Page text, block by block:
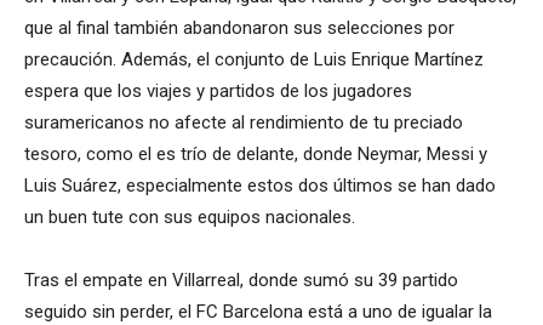
que al final también abandonaron sus selecciones por
precaución. Además, el conjunto de Luis Enrique Martínez
espera que los viajes y partidos de los jugadores
suramericanos no afecte al rendimiento de tu preciado
tesoro, como el es trío de delante, donde Neymar, Messi y
Luis Suárez, especialmente estos dos últimos se han dado
un buen tute con sus equipos nacionales.
Tras el empate en Villarreal, donde sumó su 39 partido
seguido sin perder, el FC Barcelona está a uno de igualar la